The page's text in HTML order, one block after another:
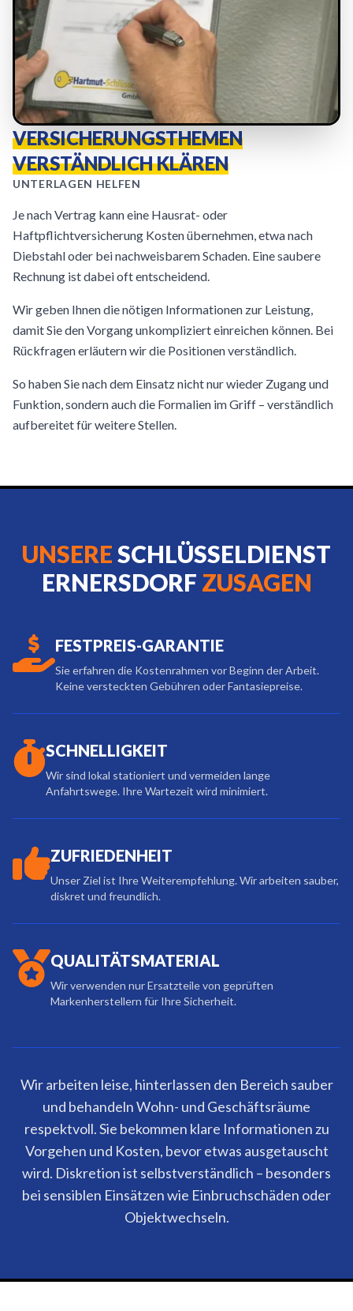
VERSICHERUNGSTHEMEN
VERSTÄNDLICH KLÄREN
UNTERLAGEN HELFEN
Je nach Vertrag kann eine Hausrat- oder
Haftpflichtversicherung Kosten übernehmen, etwa nach
Diebstahl oder bei nachweisbarem Schaden. Eine saubere
Rechnung ist dabei oft entscheidend.
Wir geben Ihnen die nötigen Informationen zur Leistung,
damit Sie den Vorgang unkompliziert einreichen können. Bei
Rückfragen erläutern wir die Positionen verständlich.
So haben Sie nach dem Einsatz nicht nur wieder Zugang und
Funktion, sondern auch die Formalien im Griff – verständlich
aufbereitet für weitere Stellen.
UNSERESCHLÜSSELDIENST
ERNERSDORF ZUSAGEN
FESTPREIS-GARANTIE
Sie erfahren die Kostenrahmen vor Beginn der Arbeit.
Keine versteckten Gebühren oder Fantasiepreise.
SCHNELLIGKEIT
Wir sind lokal stationiert und vermeiden lange
Anfahrtswege. Ihre Wartezeit wird minimiert.
ZUFRIEDENHEIT
Unser Ziel ist Ihre Weiterempfehlung. Wir arbeiten sauber,
diskret und freundlich.
QUALITÄTSMATERIAL
Wir verwenden nur Ersatzteile von geprüften
Markenherstellern für Ihre Sicherheit.
Wir arbeiten leise, hinterlassen den Bereich sauber
und behandeln Wohn- und Geschäftsräume
respektvoll. Sie bekommen klare Informationen zu
Vorgehen und Kosten, bevor etwas ausgetauscht
wird. Diskretion ist selbstverständlich – besonders
bei sensiblen Einsätzen wie Einbruchschäden oder
Objektwechseln.